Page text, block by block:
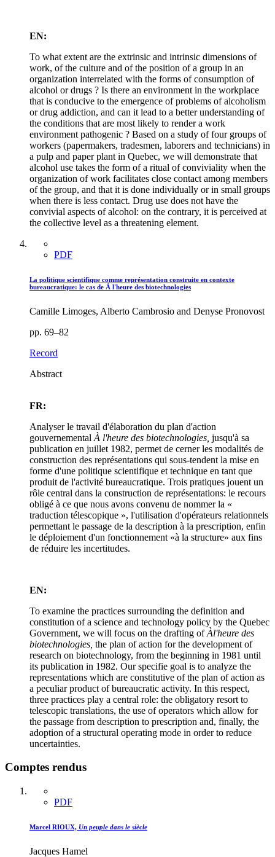
EN:
To what extent are the extrinsic and intrinsic dimensions of
work, of the culture and of the position of a group in an
organization interrelated with the forms of consumption of
alcohol or drugs ? Is there an environment in the workplace
that is conducive to the emergence of problems of alcoholism
or drug addiction, and can it lead to a better understanding of
the conditions that are most likely to render a work
environment pathogenic ? Based on a study of four groups of
workers (papermakers, tradesmen, laborers and technicians) in
a pulp and paper plant in Quebec, we will demonstrate that
alcohol use takes the form of a ritual of conviviality when the
organization of work facilitates close contact among members
of the group, and that it is done individually or in small groups
when there is less contact. Drug use does not have the
convivial aspects of alcohol: on the contrary, it is perceived at
the collective level as a threatening element.
PDF
La politique scientifique comme représentation construite en contexte
bureaucratique: le cas de À l'heure des biotechnologies
Camille Limoges, Alberto Cambrosio and Denyse Pronovost
pp. 69–82
Record
Abstract
FR:
Analyser le travail d'élaboration du plan d'action
gouvernemental À l'heure des biotechnologies, jusqu'à sa
publication en juillet 1982, permet de cerner les modalités de
construction des représentations qui sous-tendent la mise en
forme d'une politique scientifique et technique en tant que
produit de l'activité bureaucratique. Trois pratiques jouent un
rôle central dans la construction de représentations: le recours
obligé à ce que nous avons convenu de nommer la «
traduction télescopique », l'utilisation d'opérateurs relationnels
permettant le passage de la description à la prescription, enfin
le déploiement d'un fonctionnement «à la structure» aux fins
de réduire les incertitudes.
EN:
To examine the practices surrounding the definition and
constitution of a science and technology policy by the Quebec
Government, we will focus on the drafting ofÀl'heure des
biotechnologies, the plan of action for the development of
research on biotechnology, from the beginning in 1981 until
its publication in 1982. Our specifie goal is to analyze the
representations which are constitutive of the plan of action as
a peculiar product of bureaucratic activity. In this respect,
three practices play a central role: the obligatory resort to
telescopic translations, the use of operators which allow for
the passage from description to prescription and, finally, the
adoption of a structural operating mode in order to reduce
uncertainties.
Comptes rendus
PDF
Marcel RIOUX, Un peuple dans le siècle
Jacques Hamel